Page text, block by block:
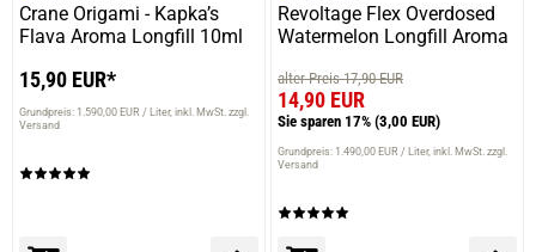
Crane Origami - Kapka’s
Flava Aroma Longfill 10ml
15,90 EUR*
Grundpreis: 1.590,00 EUR / Liter inkl. MwSt. zzgl.
Versand
Revoltage Flex Overdosed
Watermelon Longfill Aroma
alter Preis 17,90 EUR
14,90 EUR
Sie sparen 17% (3,00 EUR)
Grundpreis: 1.490,00 EUR / Liter inkl. MwSt. zzgl.
Versand